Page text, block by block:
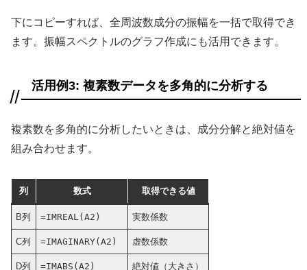
下にコピーすれば、全周波数成分の振幅を一括で取得でき
ます。振幅スペクトルのグラフ作成にも活用できます。
活用例3: 複素数データを多角的に分析する
複素数を多角的に分析したいときは、成分分解と絶対値を
組み合わせます。
列 数式 取得できる値
B列 =IMREAL(A2) 実数係数
C列 =IMAGINARY(A2) 虚数係数
D列 =IMABS(A2) 絶対値（大きさ）